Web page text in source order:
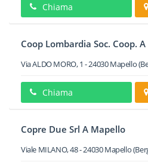
Chiama
Coop Lombardia Soc. Coop.
Via ALDO MORO, 1 -24030Mapello
Chiama
Copre Due Srl A Mapello
Viale MILANO, 48-24030Mapello